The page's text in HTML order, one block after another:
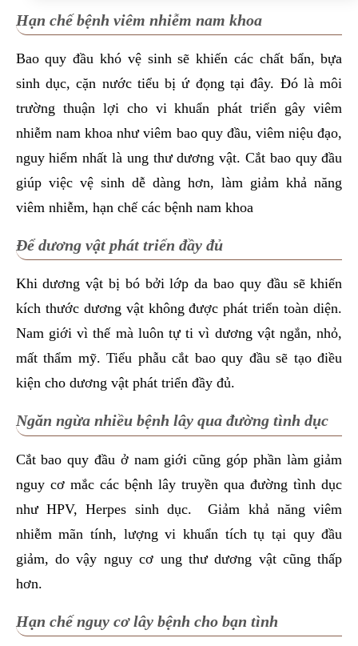
Hạn chế bệnh viêm nhiễm nam khoa
Bao quy đầu khó vệ sinh sẽ khiến các chất bẩn, bựa
sinh dục, cặn nước tiểu bị ứ đọng tại đây. Đó là môi
trường thuận lợi cho vi khuẩn phát triển gây viêm
nhiễm nam khoa như viêm bao quy đầu, viêm niệu đạo,
nguy hiểm nhất là ung thư dương vật. Cắt bao quy đầu
giúp việc vệ sinh dễ dàng hơn, làm giảm khả năng
viêm nhiễm, hạn chế các bệnh nam khoa
Để dương vật phát triển đầy đủ
Khi dương vật bị bó bởi lớp da bao quy đầu sẽ khiến
kích thước dương vật không được phát triển toàn diện.
Nam giới vì thế mà luôn tự ti vì dương vật ngắn, nhỏ,
mất thẩm mỹ. Tiểu phẫu cắt bao quy đầu sẽ tạo điều
kiện cho dương vật phát triển đầy đủ.
Ngăn ngừa nhiều bệnh lây qua đường tình dục
Cắt bao quy đầu ở nam giới cũng góp phần làm giảm
nguy cơ mắc các bệnh lây truyền qua đường tình dục
như HPV, Herpes sinh dục. Giảm khả năng viêm
nhiễm mãn tính, lượng vi khuẩn tích tụ tại quy đầu
giảm, do vậy nguy cơ ung thư dương vật cũng thấp
hơn.
Hạn chế nguy cơ lây bệnh cho bạn tình